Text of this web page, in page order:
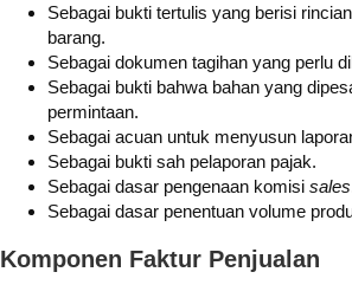
Sebagai bukti tertulis yang berisi
barang.
Sebagai dokumen tagihan yang perlu
Sebagai bukti bahwa bahan yang
permintaan.
Sebagai acuan untuk menyusun
Sebagai bukti sah pelaporan pajak.
Sebagai dasar pengenaan komisi sales
Sebagai dasar penentuan volume
Komponen Faktur Penjualan